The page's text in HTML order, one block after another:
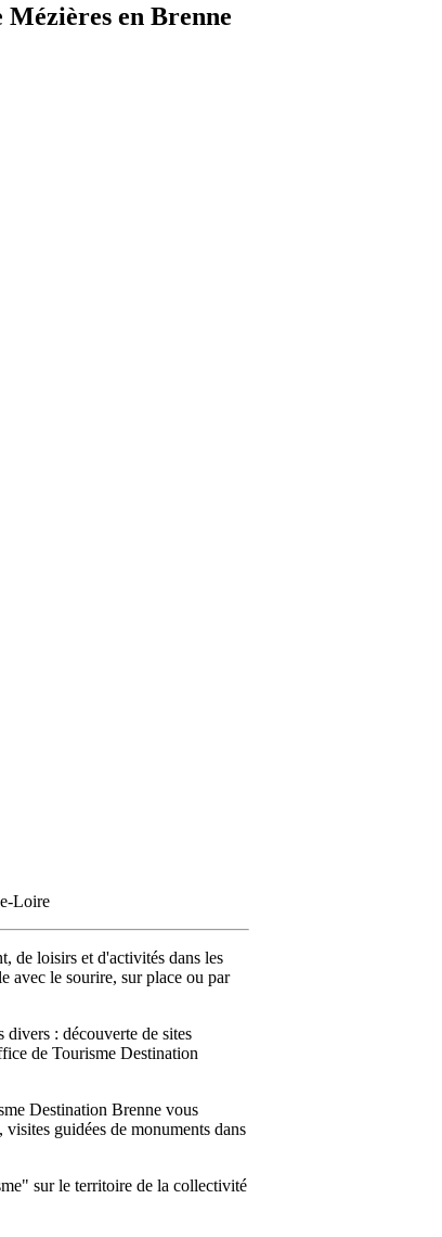
en Brenne
Loire
de loisirs et d'activités dans les
avec le sourire, sur place ou par
: découverte de sites
de Tourisme Destination
Destination Brenne vous
guidées de monuments dans
sur le territoire de la collectivité